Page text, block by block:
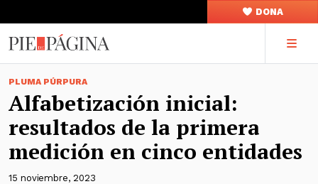
DONA
PLUMA PÚRPURA
Alfabetización inicial:
resultados de la primera
medición en cinco entidades
15 noviembre, 2023